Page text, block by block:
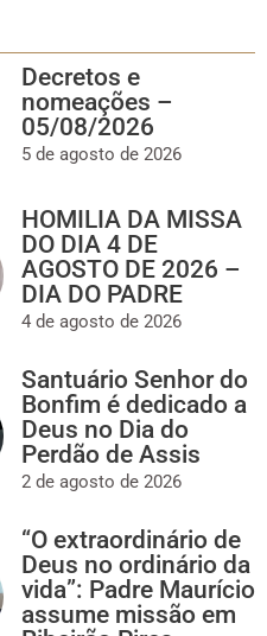
Decretos e
nomeações –
05/08/2026
5 de agosto de 2026
HOMILIA DA MISSA
DO DIA 4 DE
AGOSTO DE 2026 –
DIA DO PADRE
4 de agosto de 2026
Santuário Senhor do
Bonfim é dedicado a
Deus no Dia do
Perdão de Assis
2 de agosto de 2026
“O extraordinário de
Deus no ordinário da
vida”: Padre Maurício
assume missão em